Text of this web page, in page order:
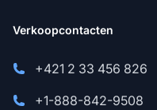
Verkoopcontacten
+421 2 33 456 826
+1-888-842-9508